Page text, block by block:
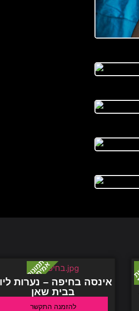
אינסה בחיפה – נערות
בבית שאן